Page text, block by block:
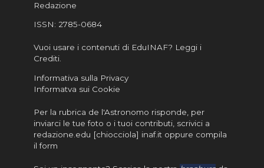
Redazione
ISSN: 2785-0684
Vuoi usare i contenuti di EduINAF? Leggi i
Crediti.
Informativa sulla Privacy
Informatva sui Cookie
Per la rubrica de l'Astronomo risponde, per
inviarci le tue foto o i tuoi contributi, scrivici a
redazione.edu [chiocciola] inaf.it oppure compila
il form